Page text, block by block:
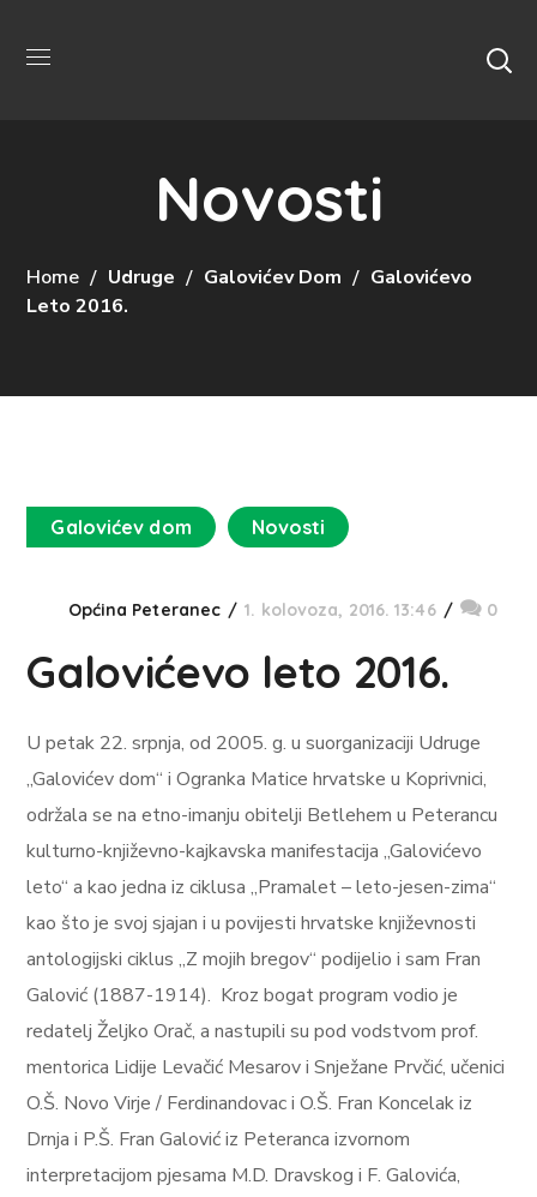
Novosti
Home Udruge Galovićev Dom
Galovićevo
Leto 2016.
Galovićev dom Novosti
Općina Peteranec 1. kolovoza, 2016. 13:46 0
Galovićevo leto 2016.
U petak 22. srpnja, od 2005. g. u suorganizaciji Udruge
„Galovićev dom“ i Ogranka Matice hrvatske u Koprivnici,
održala se na etno-imanju obitelji Betlehem u Peterancu
kulturno-književno-kajkavska manifestacija „Galovićevo
leto“ a kao jedna iz ciklusa „Pramalet – leto-jesen-zima“
kao što je svoj sjajan i u povijesti hrvatske književnosti
antologijski ciklus „Z mojih bregov“ podijelio i sam Fran
Galović (1887-1914). Kroz bogat program vodio je
redatelj Željko Orač, a nastupili su pod vodstvom prof.
mentorica Lidije Levačić Mesarov i Snježane Prvčić, učenici
O.Š. Novo Virje / Ferdinandovac i O.Š. Fran Koncelak iz
Drnja i P.Š. Fran Galović iz Peteranca izvornom
interpretacijom pjesama M.D. Dravskog i F. Galovića,